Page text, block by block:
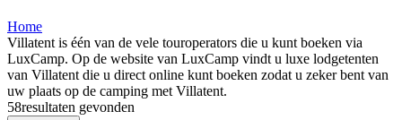
Home
Villatent is één van de vele touroperators die u kunt boeken via
LuxCamp. Op de website van LuxCamp vindt u luxe lodgetenten
van Villatent die u direct online kunt boeken zodat u zeker bent van
uw plaats op de camping met Villatent.
58resultaten gevonden